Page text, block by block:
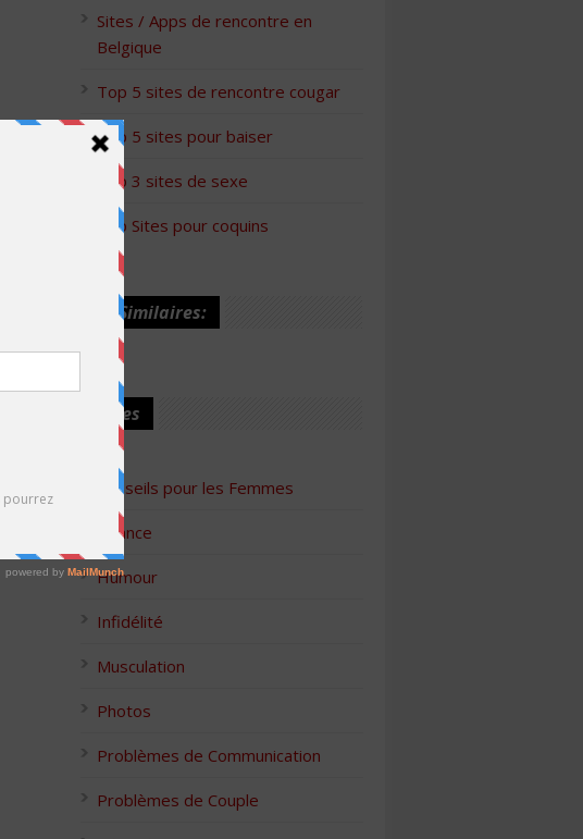
Sites / Apps de rencontre en
Belgique
Top 5 sites de rencontre cougar
Top 5 sites pour baiser
Top 3 sites de sexe
Top Sites pour coquins
Articles Similaires:
Catégories
Conseils pour les Femmes
Finance
Humour
Infidélité
Musculation
Photos
Problèmes de Communication
Problèmes de Couple